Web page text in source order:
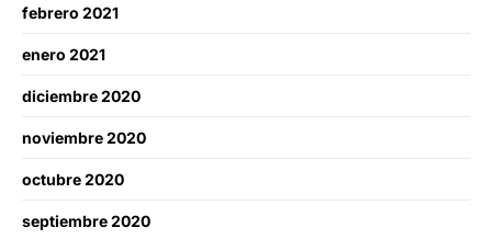
febrero 2021
enero 2021
diciembre 2020
noviembre 2020
octubre 2020
septiembre 2020